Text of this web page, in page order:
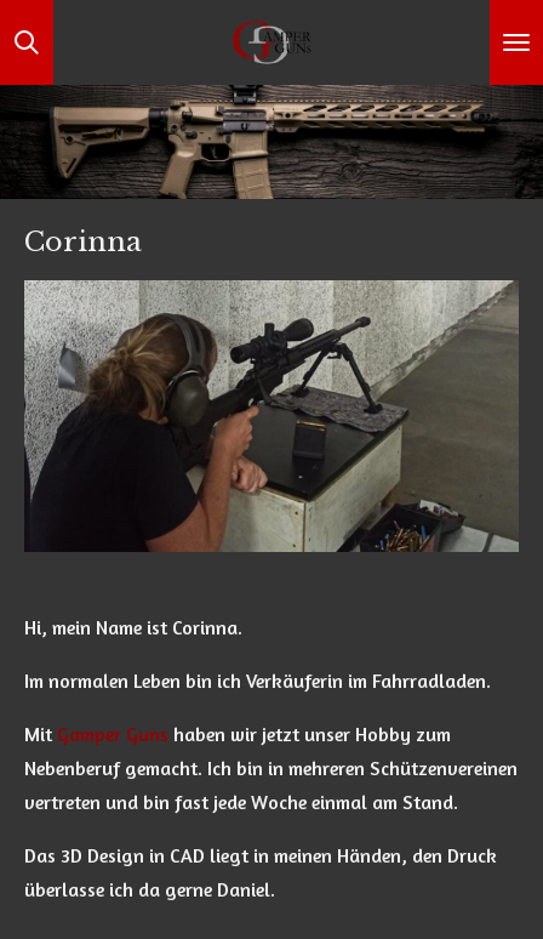
Zum
Hauptinhalt
springen
Corinna
Hi, mein Name ist Corinna.
Im normalen Leben bin ich Verkäuferin im Fahrradladen.
Mit Gamper Guns haben wir jetzt unser Hobby zum
Nebenberuf gemacht. Ich bin in mehreren Schützenvereinen
vertreten und bin fast jede Woche einmal am Stand.
Das 3D Design in CAD liegt in meinen Händen, den Druck
überlasse ich da gerne Daniel.